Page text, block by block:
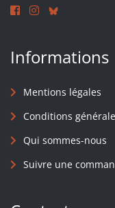
Informations
Mentions légales
Conditions
Qui sommes-nous
Suivre une